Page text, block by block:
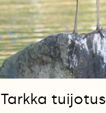
Tarkka tuijotus